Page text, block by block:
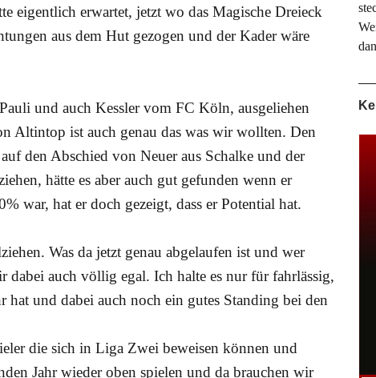
eigentlich erwartet, jetzt wo das Magische Dreieck
aus dem Hut gezogen und der Kader wäre
und auch Kessler vom FC Köln, ausgeliehen
Altintop ist auch genau das was wir wollten. Den
den Abschied von Neuer aus Schalke und der
hätte es aber auch gut gefunden wenn er
war, hat er doch gezeigt, dass er Potential hat.
Was da jetzt genau abgelaufen ist und wer
auch völlig egal. Ich halte es nur für fahrlässig,
und dabei auch noch ein gutes Standing bei den
die sich in Liga Zwei beweisen können und
Jahr wieder oben spielen und da brauchen wir